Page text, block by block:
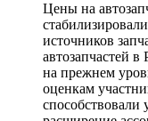
Цены на
источников
автозапчастей в
на прежнем
оценкам
способствовали